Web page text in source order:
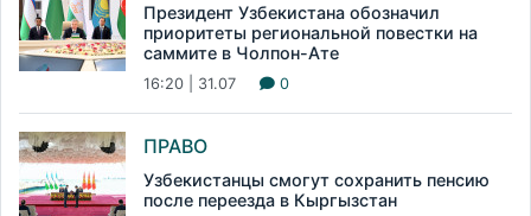
Президент Узбекистана обозначил
приоритеты региональной повестки на
саммите в Чолпон-Ате
16:20 | 31.07 0
ПРАВО
Узбекистанцы смогут сохранить пенсию
после переезда в Кыргызстан